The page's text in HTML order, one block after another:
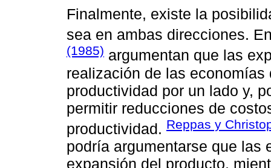
Finalmente, existe la
sea en ambas direcciones.
(1985) argumentan que las
realización de las
productividad por un lado y,
permitir reducciones de
productividad. Reppas y
podría argumentarse que las
expansión del producto,